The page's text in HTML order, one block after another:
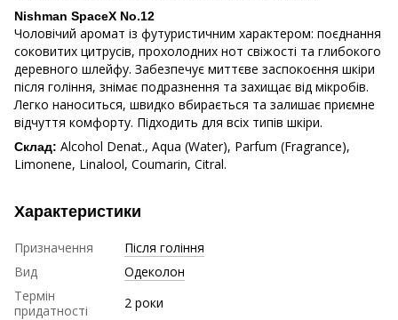
Nishman SpaceX No.12
Чоловічий аромат із футуристичним характером: поєднання
соковитих цитрусів, прохолодних нот свіжості та глибокого
деревного шлейфу. Забезпечує миттєве заспокоєння шкіри
після гоління, знімає подразнення та захищає від мікробів.
Легко наноситься, швидко вбирається та залишає приємне
відчуття комфорту. Підходить для всіх типів шкіри.
Склад: Alcohol Denat., Aqua (Water), Parfum (Fragrance),
Limonene, Linalool, Coumarin, Citral.
Характеристики
Призначення
Після гоління
Вид
Одеколон
Термін
придатності
2 роки